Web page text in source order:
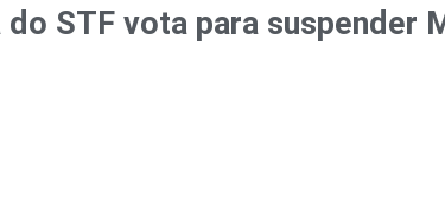
do STF vota para suspender